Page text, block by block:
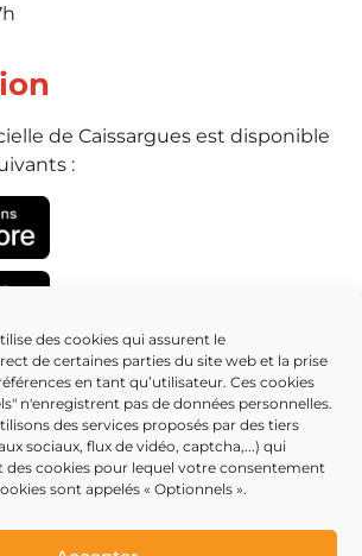
des cookies qui assurent le
de certaines parties du site web et la prise
en tant qu’utilisateur. Ces cookies
n'enregistrent pas de données personnelles.
des services proposés par des tiers
sociaux, flux de vidéo, captcha,...) qui
des cookies pour lequel votre consentement
sont appelés « Optionnels ».
de Caissargues est disponible
: